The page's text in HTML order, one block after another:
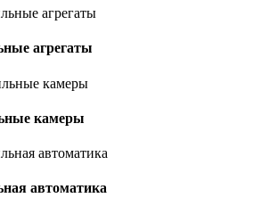
агрегаты
камеры
автоматика